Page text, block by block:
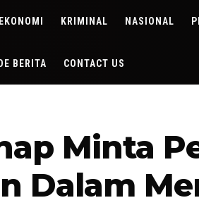
EKONOMI KRIMINAL NASIONAL
BERITA CONTACT US
Minta
Dalam